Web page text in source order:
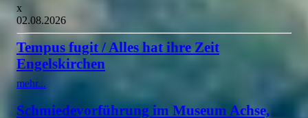
x
02.08.2026
Tempus fugit / Alles hat ihre Zeit
Engelskirchen
mehr...
Schmiedevorführung im Museum Achse,